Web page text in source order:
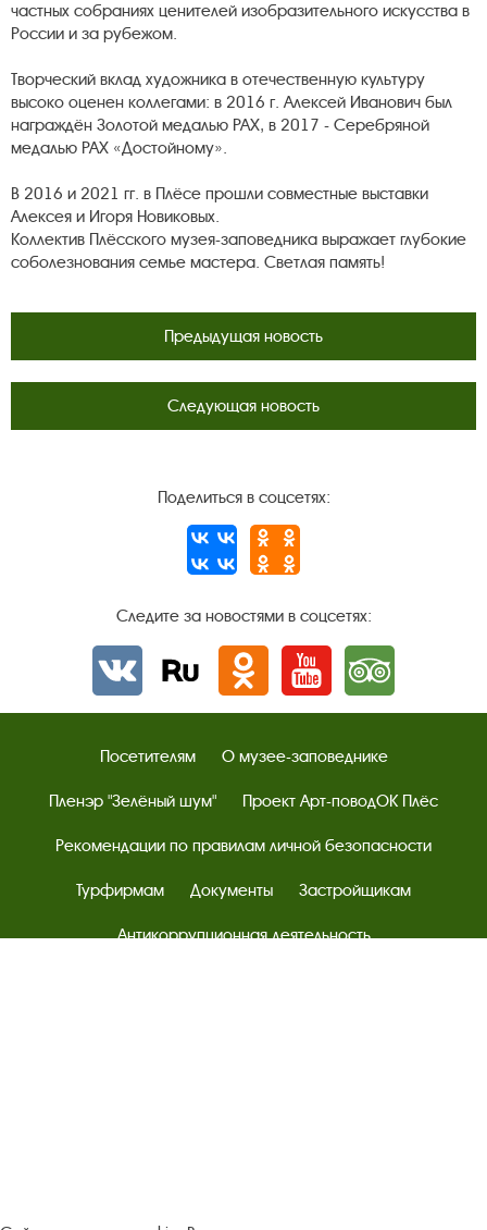
частных собраниях ценителей изобразительного искусства в
России и за рубежом.
Творческий вклад художника в отечественную культуру
высоко оценен коллегами: в 2016 г. Алексей Иванович был
награждён Золотой медалью РАХ, в 2017 - Серебряной
медалью РАХ «Достойному».
В 2016 и 2021 гг. в Плёсе прошли совместные выставки
Алексея и Игоря Новиковых.
Коллектив Плёсского музея-заповедника выражает глубокие
соболезнования семье мастера. Светлая память!
Предыдущая новость
Следующая новость
Поделиться в соцсетях:
Следите за новостями в соцсетях:
Вконтактеrutube Одноклассники
YouTube Трипадвизор
Посетителям О музее-заповеднике
Пленэр "Зелёный шум" Проект Арт-поводОК Плёс
Рекомендации по правилам личной безопасности
Турфирмам Документы Застройщикам
Антикоррупционная деятельность